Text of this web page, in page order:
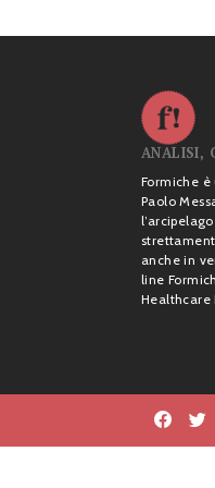
ANALISI,
Formiche
Paolo
anche in
line
Healthcare